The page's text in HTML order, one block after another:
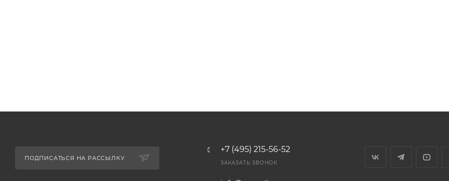
ПОДПИСАТЬСЯ НА РАССЫЛКУ
+7 (495) 215-56-52
ЗАКАЗАТЬ ЗВОНОК